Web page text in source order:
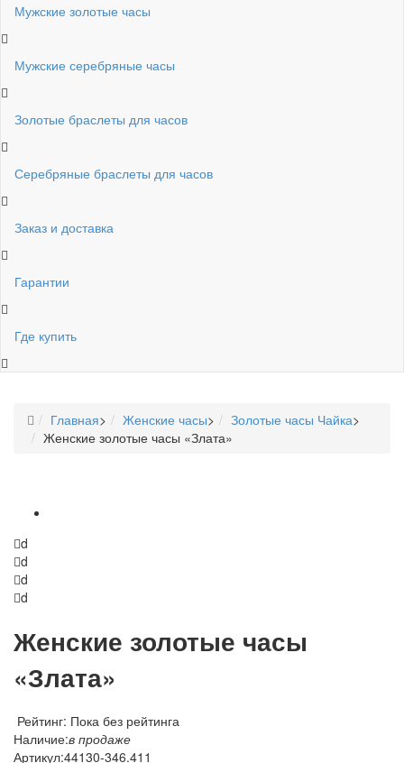
Мужские золотые часы
Мужские серебряные часы
Золотые браслеты для часов
Серебряные браслеты для часов
Заказ и доставка
Гарантии
Где купить
Главная> Женские часы> Золотые часы Чайка>
Женские золотые часы «Злата»
d
d
d
d
Женские золотые часы
«Злата»
Рейтинг: Пока без рейтинга
Наличие:в продаже
Артикул:44130-346.411